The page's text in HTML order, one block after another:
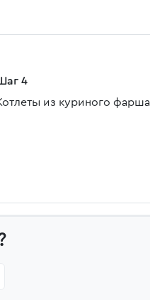
4
из куриного фарша